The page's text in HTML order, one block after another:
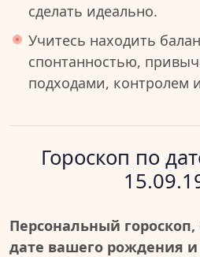
сделать идеально.
Учитесь находить
спонтанностью,
подходами, контролем
Гороскоп по
Персональный
дате вашего рождения